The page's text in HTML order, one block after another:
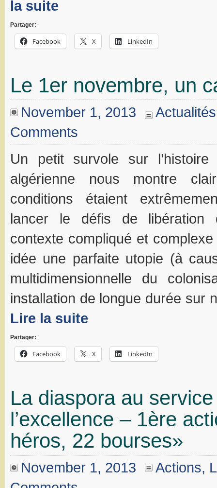
la suite
Partager:
Facebook X LinkedIn
Le 1er novembre, un
November 1, 2013
Actualités
Comments
Un petit survole sur
algérienne nous montre
conditions étaient
lancer le défis de libération
contexte compliqué et
idée une parfaite utopie (à
multidimensionnelle du
installation de longue durée sur
Lire la suite
Partager:
Facebook X LinkedIn
La diaspora au
l’excellence – 1ère
héros, 22 bourses»
November 1, 2013 Actions,